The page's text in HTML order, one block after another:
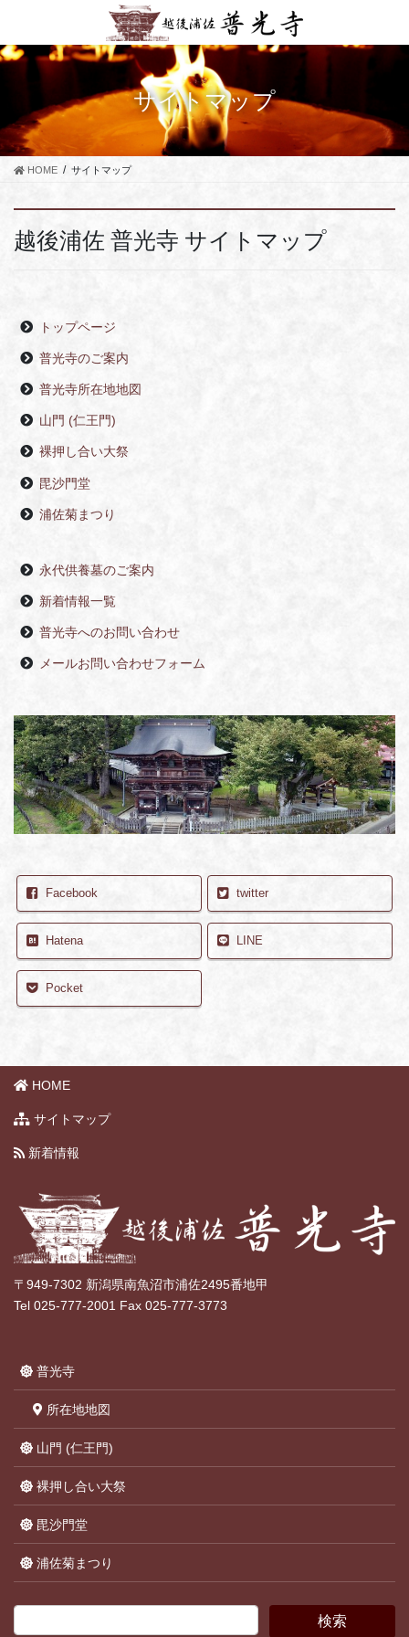
テ
ン
移
動
ゲ
ー
ン
に
サイトマップ
HOME サイトマップ
越後浦佐 普光寺 サイトマップ
トップページ
普光寺のご案内
普光寺所在地地図
山門 (仁王門)
裸押し合い大祭
毘沙門堂
浦佐菊まつり
永代供養墓のご案内
新着情報一覧
普光寺へのお問い合わせ
メールお問い合わせフォーム
Facebook twitter
Hatena LINE
Pocket
HOME
サイトマップ
新着情報
〒949-7302 新潟県南魚沼市浦佐2495番地甲
Tel 025-777-2001 Fax 025-777-3773
普光寺
所在地地図
山門 (仁王門)
裸押し合い大祭
毘沙門堂
浦佐菊まつり